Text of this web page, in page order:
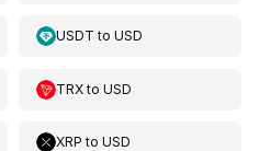
USDT toUSD
TRXtoUSD
XRP toUSD